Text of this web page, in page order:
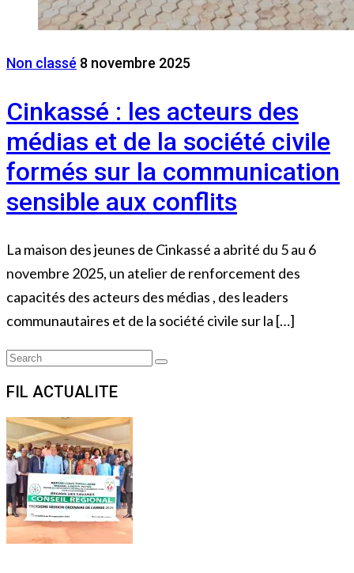
Non classé 8 novembre 2025
Cinkassé : les acteurs des
médias et de la société civile
formés sur la communication
sensible aux conflits
La maison des jeunes de Cinkassé a abrité du 5 au 6
novembre 2025, un atelier de renforcement des
capacités des acteurs des médias , des leaders
communautaires et de la société civile sur la […]
Search
Search
FIL ACTUALITE